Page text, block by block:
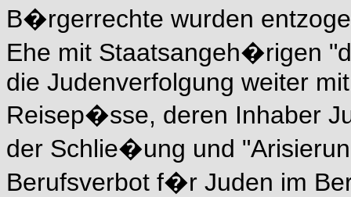
B�rgerrechte wurden
Ehe mit Staatsangeh�rigen
die Judenverfolgung weiter
Reisep�sse, deren Inhaber
der Schlie�ung und
Berufsverbot f�r Juden im